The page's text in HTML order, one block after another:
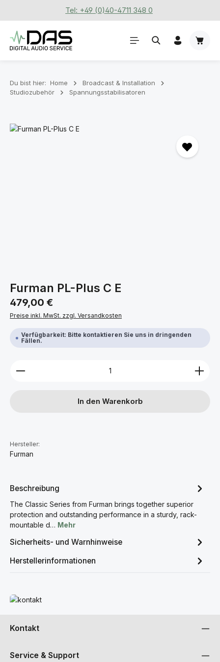
Zum Hauptinhalt springenTel: +49 (0)40-4711 348 0
Du bist hier: Home
Broadcast & Installation
Studiozubehör
Spannungsstabilisatoren
Bildergalerie überspringen
Furman PL-Plus C E
Regulärer Preis:
479,00 €
Preise inkl. MwSt. zzgl. Versandkosten
Verfügbarkeit: Bitte kontaktieren Sie uns in dringenden
Fällen.
Produkt Anzahl: Gib den gewünschten Wert ein
In den Warenkorb
Hersteller:
Furman
Beschreibung
The Classic Series from Furman brings together superior
protection and outstanding performance in a sturdy, rack-
mountable d… Mehr
Sicherheits- und Warnhinweise
Herstellerinformationen
Mehr erfahren
Kontakt
Service & Support